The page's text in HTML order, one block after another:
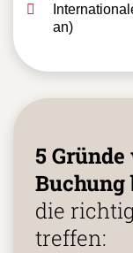
an)
5
Buchung
die
treffen: